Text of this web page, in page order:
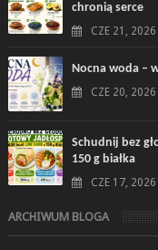
chronią serce
CZE 21, 2026
Nocna woda –
CZE 20, 2026
Schudnij bez
150 g białka
CZE 17, 2026
ARCHIWUM BLOGA